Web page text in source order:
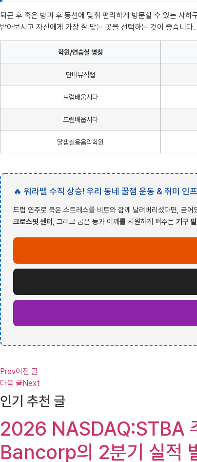
퇴근 후 혹은 방과 후 동선에 맞춰 편리하게 방문할 수 있는 사
받아보시고 자신에게 가장 잘 맞는 곳을 선택하는 것이 좋습니
학원/연습실 명칭
단비뮤직랩
드럼배웁시다
드럼배웁시다
달샘실용음악학원
🔥 워라밸 수직 상승! 우리 동네 꿀잼 운동 & 취미 인
드럼 연주로 묵은 스트레스를 비트와 함께 날려버리셨다면, 굳
크로스핏 센터
, 그리고 굽은 등과 어깨를 시원하게 펴주는 기구
Prev이전 글
다음 글Next
인기 추천 글
2026 NASDAQ:STBA
Bancorp의 2분기 실적